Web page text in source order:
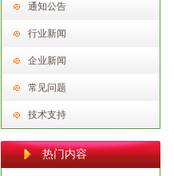
通知公告
行业新闻
企业新闻
常见问题
技术支持
热门内容